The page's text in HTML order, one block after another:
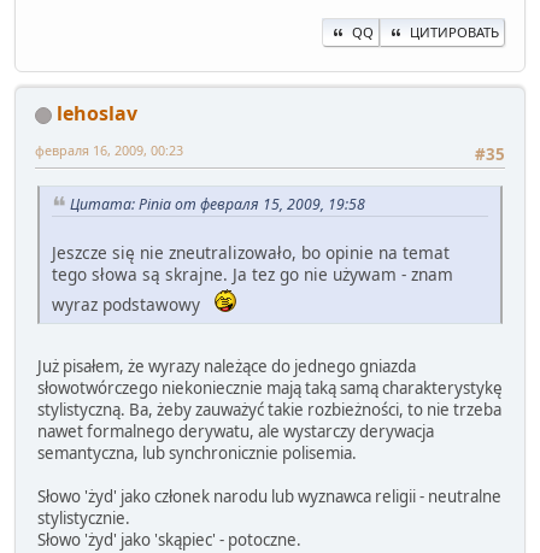
QQ ЦИТИРОВАТЬ
lehoslav
#35
февраля 16, 2009, 00:23
Цитата: Pinia от февраля 15, 2009, 19:58
Jeszcze się nie zneutralizowało, bo opinie na temat
tego słowa są skrajne. Ja tez go nie używam - znam
wyraz podstawowy
Już pisałem, że wyrazy należące do jednego gniazda
słowotwórczego niekoniecznie mają taką samą charakterystykę
stylistyczną. Ba, żeby zauważyć takie rozbieżności, to nie trzeba
nawet formalnego derywatu, ale wystarczy derywacja
semantyczna, lub synchronicznie polisemia.
Słowo 'żyd' jako członek narodu lub wyznawca religii - neutralne
stylistycznie.
Słowo 'żyd' jako 'skąpiec' - potoczne.